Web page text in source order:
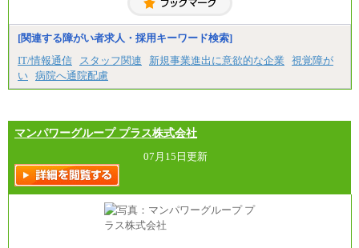
な月額モデルとして掲載。
※上記のほか、ボーナス支給あり
年収（本社）：330万～380万（フルタイムで標準的
なボーナス込みの金額です。上限金額は全社平均20
時間の残業込み）
年収（支店）：260万～340万（フルタイムで標準的
なボーナス込みの金額です。上限金額は全社平均20
※雇用形態についての補足：事務系職務限定の正社
員となります
[関連する障がい者求人・採用キーワード検索]
IT/情報通信
スタッフ関連 新規事業進出に意欲的な企業
視覚障が
い 病院へ通院配慮
マンパワーグループ プラス株式会社
07月15日更新